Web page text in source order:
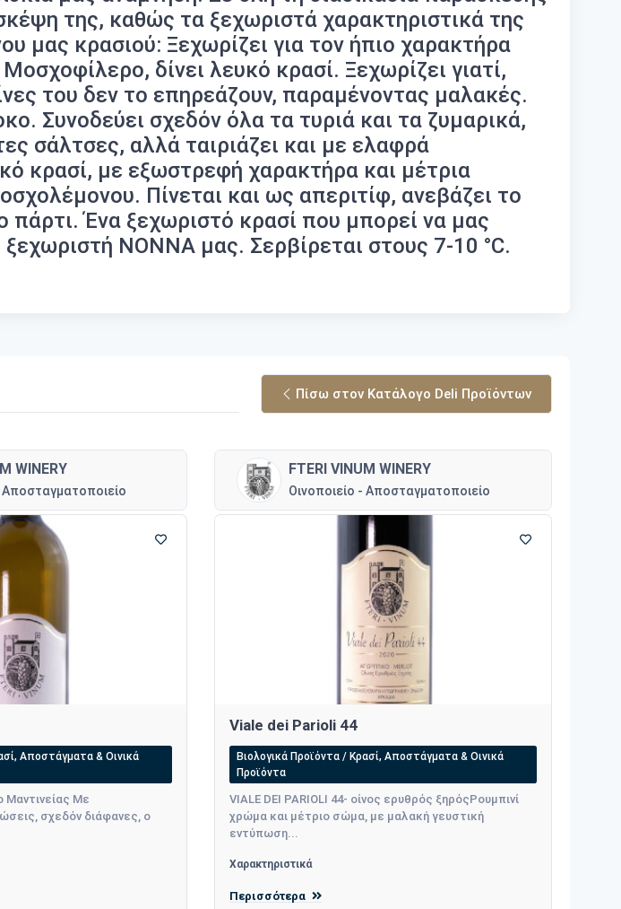
της, καθώς τα ξεχωριστά χαρακτηριστικά της
μας κρασιού: Ξεχωρίζει για τον ήπιο χαρακτήρα
δίνει λευκό κρασί. Ξεχωρίζει γιατί,
του δεν το επηρεάζουν, παραμένοντας μαλακές.
Συνοδεύει σχεδόν όλα τα τυριά και τα ζυμαρικά,
σάλτσες, αλλά ταιριάζει και με ελαφρά
κρασί, με εξωστρεφή χαρακτήρα και μέτρια
Πίνεται και ως απεριτίφ, ανεβάζει το
πάρτι. Ένα ξεχωριστό κρασί που μπορεί να μας
ΝΟΝΝΑ μας. Σερβίρεται στους 7-10 °C.
Πίσω στον Κατάλογο Deli Προϊόντων
WINERY
Αποσταγματοποιείο
Αποστάγματα & Οινικά
Με
σχεδόν διάφανες, ο
FTERI VINUM WINERY
Οινοποιείο - Αποσταγματοποιείο
Viale dei Parioli 44
Βιολογικά Προϊόντα / Κρασί, Αποστάγματα & Οινικά
Προϊόντα
VIALE DEI PARIOLI 44- οίνος ερυθρός ξηρόςΡουμπινί
χρώμα και μέτριο σώμα, με μαλακή γευστική
εντύπωση...
Χαρακτηριστικά
Περισσότερα